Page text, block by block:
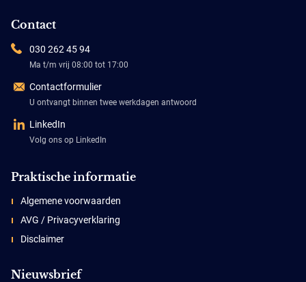
Contact
030 262 45 94
Ma t/m vrij 08:00 tot 17:00
Contactformulier
U ontvangt binnen twee werkdagen antwoord
LinkedIn
Volg ons op LinkedIn
Praktische informatie
Algemene voorwaarden
AVG / Privacyverklaring
Disclaimer
Nieuwsbrief